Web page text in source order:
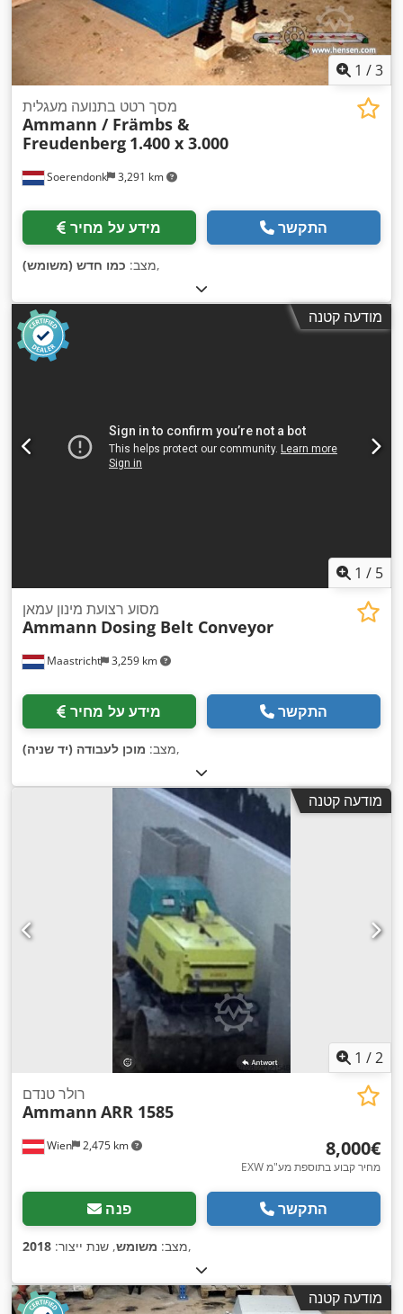
1 /3
Soerendonk 3,291 km
מסך רטט בתנועה מעגלית
Ammann / Främbs &
Freudenberg 1.400 x 3.000
מידע על מחיר התקשר
מצב: כמו חדש (משומש) ,
מודעה קטנה
1 / 5
Maastricht 3,259 km
מסוע רצועת מינון עמאן
Ammann Dosing Belt Conveyor
מידע על מחיר התקשר
מצב: מוכן לעבודה (יד שניה) ,
מודעה קטנה
1 /2
Wien 2,475 km
רולר טנדם
Ammann ARR 1585
‏8,000 ‏€
EXW מחיר קבוע בתוספת מע"מ
פנה התקשר
מצב: משומש, שנת ייצור: 2018 ,
מודעה קטנה